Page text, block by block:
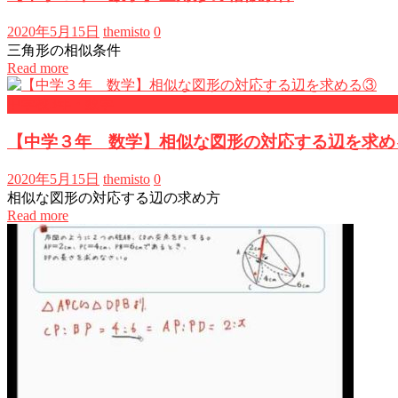
2020年5月15日 themisto 0
三角形の相似条件
Read more
【中学３年 数学】相似な図形の対応する辺を求
2020年5月15日 themisto 0
相似な図形の対応する辺の求め方
Read more